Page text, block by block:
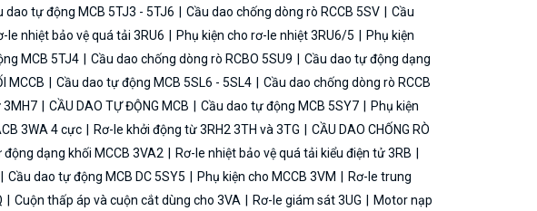
dao tự động MCB 5TJ3 - 5TJ6 Cầu dao chống dòng rò RCCB 5SV
Cầu
le nhiệt bảo vệ quá tải 3RU6 Phụ kiện cho rơ-le nhiệt 3RU6/5
Phụ kiện
MCB 5TJ4 Cầu dao chống dòng rò RCBO 5SU9
Cầu dao tự động dạng
MCCB Cầu dao tự động MCB 5SL6 - 5SL4
Cầu dao chống dòng rò RCCB
3MH7 CẦU DAO TỰ ĐỘNG MCB Cầu dao tự động MCB 5SY7
Phụ kiện
3WA 4 cực Rơ-le khởi động từ 3RH2 3TH và 3TG
CẦU DAO CHỐNG RÒ
dạng khối MCCB 3VA2
Rơ-le nhiệt bảo vệ quá tải kiểu điện tử 3RB
Cầu dao tự động MCB DC 5SY5 Phụ kiện cho MCCB 3VM
Rơ-le trung
Cuộn thấp áp và cuộn cắt dùng cho 3VA Rơ-le giám sát 3UG Motor nạp